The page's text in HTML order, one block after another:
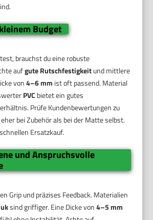
Budget
brauchst du eine robuste
aufgute Rutschfestigkeitund mittlere
von4–6 mm ist oft passend. Material
PVC bietet ein gutes
Prüfe Kundenbewertungen zu
bei Zubehör als bei der Matte selbst.
Ersatzkauf.
und Anspruchsvolle
Grip und präzises Feedback. Materialien
sind griffiger. Eine Dicke von4–5 mm